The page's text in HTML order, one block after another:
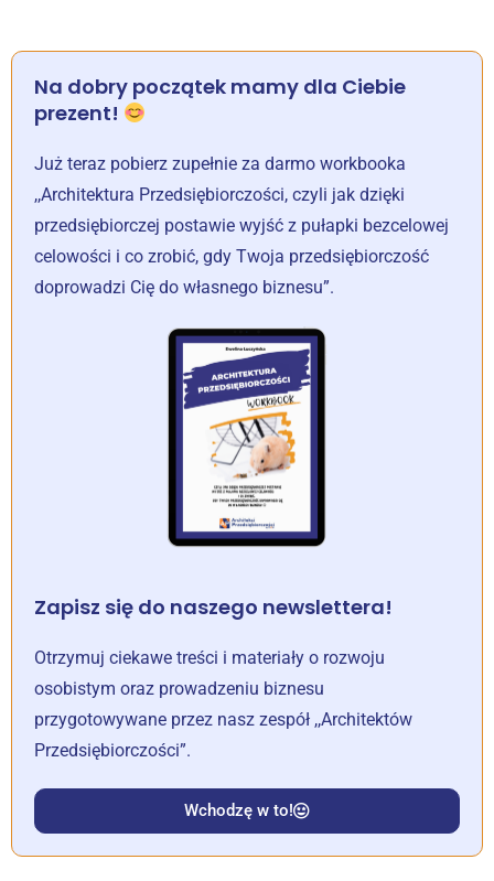
Na dobry początek mamy dla Ciebie
prezent!
Już teraz pobierz zupełnie za darmo workbooka
,,Architektura Przedsiębiorczości, czyli jak dzięki
przedsiębiorczej postawie wyjść z pułapki bezcelowej
celowości i co zrobić, gdy Twoja przedsiębiorczość
doprowadzi Cię do własnego biznesu”.
Zapisz się do naszego newslettera!
Otrzymuj ciekawe treści i materiały o rozwoju
osobistym oraz prowadzeniu biznesu
przygotowywane przez nasz zespół ,,Architektów
Przedsiębiorczości”.
Wchodzę w to!